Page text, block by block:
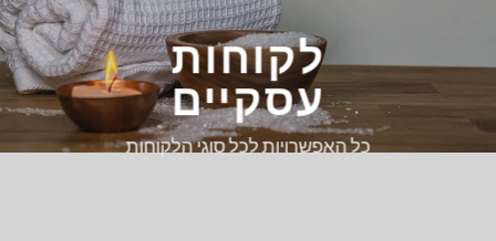
לקוחות
עסקיים
כל האפשרויות לכל סוגי הלקוחות